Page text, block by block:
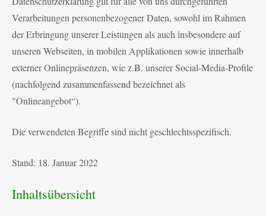
Verarbeitungen personenbezogener Daten, sowohl im Rahmen
der Erbringung unserer Leistungen als auch insbesondere auf
unseren Webseiten, in mobilen Applikationen sowie innerhalb
externer Onlinepräsenzen, wie z.B. unserer Social-Media-Profile
(nachfolgend zusammenfassend bezeichnet als
"Onlineangebot“).
Die verwendeten Begriffe sind nicht geschlechtsspezifisch.
Stand: 18. Januar 2022
Inhaltsübersicht